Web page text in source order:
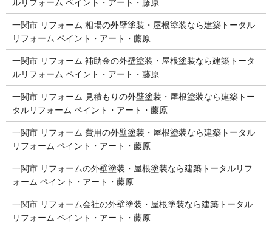
ルリフォーム ペイント・アート・藤原
一関市 リフォーム 相場の外壁塗装・屋根塗装なら建築トータル
リフォーム ペイント・アート・藤原
一関市 リフォーム 補助金の外壁塗装・屋根塗装なら建築トータ
ルリフォーム ペイント・アート・藤原
一関市 リフォーム 見積もりの外壁塗装・屋根塗装なら建築トー
タルリフォーム ペイント・アート・藤原
一関市 リフォーム 費用の外壁塗装・屋根塗装なら建築トータル
リフォーム ペイント・アート・藤原
一関市 リフォームの外壁塗装・屋根塗装なら建築トータルリフ
ォーム ペイント・アート・藤原
一関市 リフォーム会社の外壁塗装・屋根塗装なら建築トータル
リフォーム ペイント・アート・藤原